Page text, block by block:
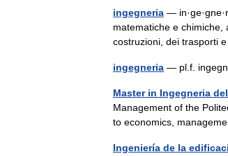
ingegneria —
matematiche e
costruzioni, dei
ingegneria — pl.f.
Master in Ingegneria
Management of the
to economics,
Ingeniería de la